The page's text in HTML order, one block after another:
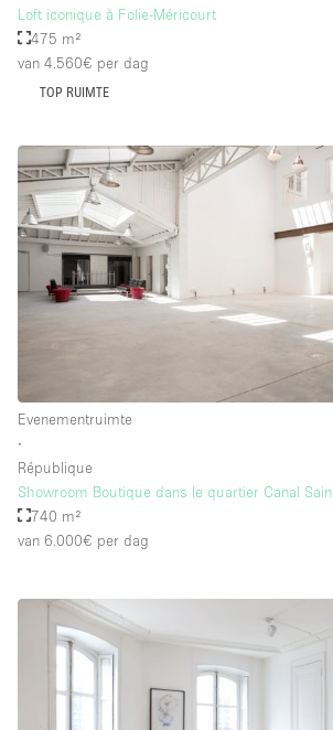
Toonbanken
Tuin
Verlichting
Voorraadkamer
Water Access
Whitebox / Minimaal
Begane grond tuin
Winkelcentrum
Terras
Overig
Loft iconique à Folie-Méricourt
475 m²
van 4.560€ per dag
TOP RUIMTE
Evenementruimte
∙
République
Showroom Boutique dans le quartier Canal
740 m²
van 6.000€ per dag